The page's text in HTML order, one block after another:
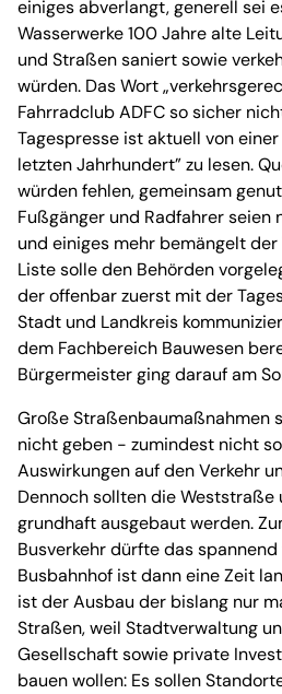
einiges abverlangt, generell sei
Wasserwerke 100 Jahre alte
und Straßen saniert sowie
würden. Das Wort
Fahrradclub ADFC so sicher
Tagespresse ist aktuell von einer
letzten Jahrhundert” zu lesen.
würden fehlen, gemeinsam
Fußgänger und Radfahrer seien
und einiges mehr bemängelt
Liste solle den Behörden
der offenbar zuerst mit der
Stadt und Landkreis
dem Fachbereich Bauwesen
Bürgermeister ging darauf am
Große Straßenbaumaßnahmen
nicht geben - zumindest nicht
Auswirkungen auf den Verkehr
Dennoch sollten die
grundhaft ausgebaut werden.
Busverkehr dürfte das
Busbahnhof ist dann eine Zeit
ist der Ausbau der bislang nur
Straßen, weil Stadtverwaltung
Gesellschaft sowie private
bauen wollen: Es sollen